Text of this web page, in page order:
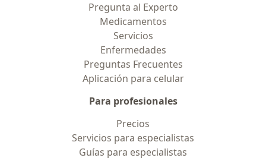
Pregunta al Experto
Medicamentos
Servicios
Enfermedades
Preguntas Frecuentes
Aplicación para celular
Para profesionales
Precios
Servicios para especialistas
Guías para especialistas